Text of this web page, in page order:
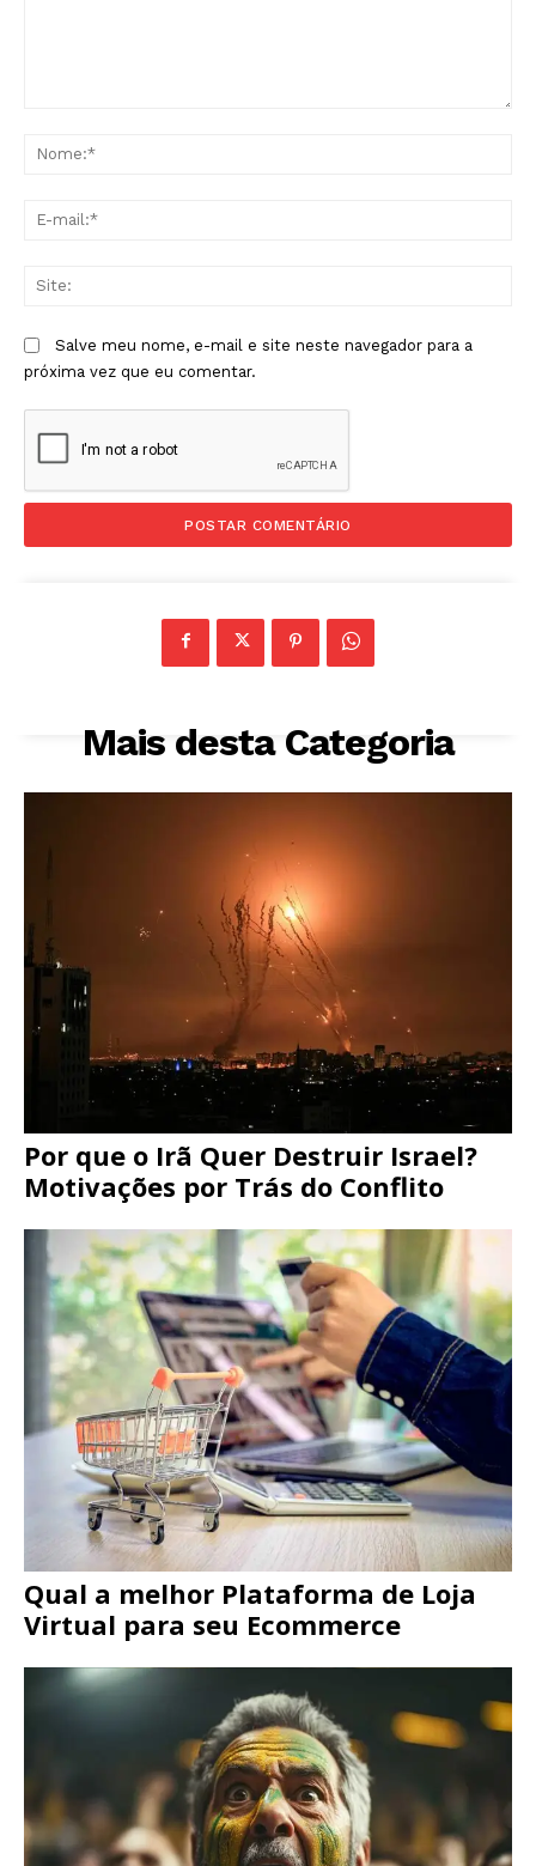
Salve meu nome, e-mail e site neste navegador para a
próxima vez que eu comentar.
Mais desta Categoria
Por que o Irã Quer Destruir Israel?
Motivações por Trás do Conflito
Qual a melhor Plataforma de Loja
Virtual para seu Ecommerce